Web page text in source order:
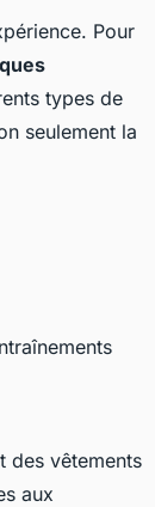
Pour
types de
seulement la
des vêtements
aux